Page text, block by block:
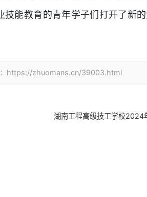
能教育的青年学子们打开了新
：https://zhuomans.cn/39003.html
湖南工程高级技工学校2024